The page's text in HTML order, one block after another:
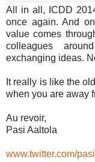
All in all, ICDD
once again. And
value comes
colleagues
exchanging ideas.
It really is like the
when you are away
Au revoir,
Pasi Aaltola
www.twitter.com/